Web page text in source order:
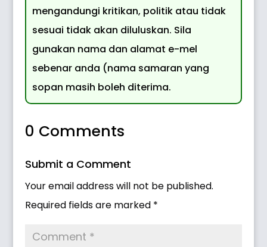
mengandungi kritikan, politik atau tidak
sesuai tidak akan diluluskan. Sila
gunakan nama dan alamat e-mel
sebenar anda (nama samaran yang
sopan masih boleh diterima.
0 Comments
Submit a Comment
Your email address will not be published.
Required fields are marked *